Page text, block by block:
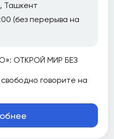
Ташкент
(без перерыва на
ОТКРОЙ МИР БЕЗ
говорите на